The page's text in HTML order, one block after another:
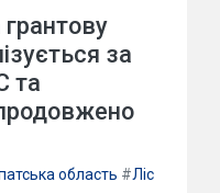
за
та
область #Ліс